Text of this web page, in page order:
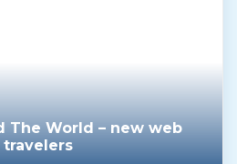
The World – new web